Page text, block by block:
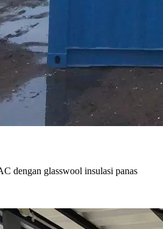
dengan glasswool insulasi panas